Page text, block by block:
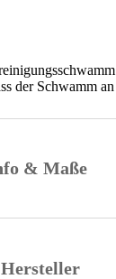
der Schwamm
& Maße